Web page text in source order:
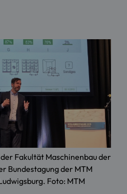
Fakultät Maschinenbau der
Bundestagung der MTM
Foto: MTM